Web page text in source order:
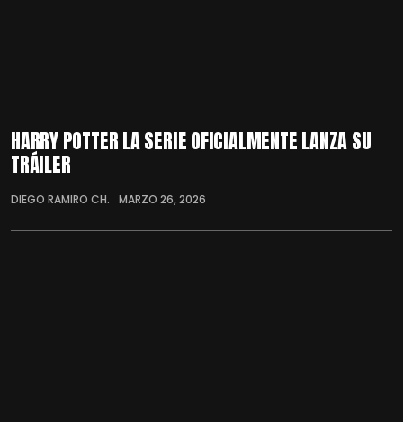
HARRY POTTER LA SERIE OFICIALMENTE LANZA SU
TRÁILER
DIEGO RAMIRO CH. MARZO 26, 2026